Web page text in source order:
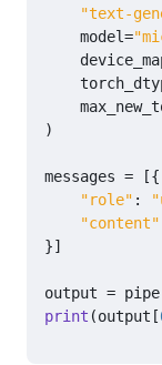
"text-
model=
)
messages =
[{
"role" :
"content"
}]
output = pipe
print (output [